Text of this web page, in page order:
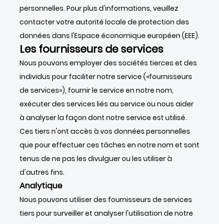
personnelles. Pour plus d'informations, veuillez
contacter votre autorité locale de protection des
données dans l'Espace économique européen (EEE).
Les fournisseurs de services
Nous pouvons employer des sociétés tierces et des
individus pour faciliter notre service («fournisseurs
de services»), fournir le service en notre nom,
exécuter des services liés au service ou nous aider
à analyser la façon dont notre service est utilisé.
Ces tiers n'ont accès à vos données personnelles
que pour effectuer ces tâches en notre nom et sont
tenus de ne pas les divulguer ou les utiliser à
d'autres fins.
Analytique
Nous pouvons utiliser des fournisseurs de services
tiers pour surveiller et analyser l'utilisation de notre